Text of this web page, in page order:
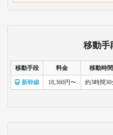
移動手
移動手段 料金 移動時間
新幹線 18,360円〜 約3時間30